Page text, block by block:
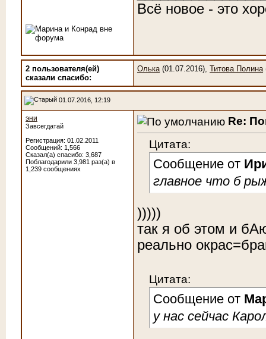
Всё новое - это
2 пользователя(ей)
сказали cпасибо:
Олька(01.07.2016), Титова Полина
01.07.2016, 12:19
эни
Завсегдатай
Регистрация: 01.02.2011
Сообщений: 1,566
Сказал(а) спасибо: 3,687
Поблагодарили 3,981 раз(а) в
1,239 сообщениях
Re:
Цитата:
Сообщение от
главное что б
)))))
так я об этом и
реально
Цитата:
Сообщение от
у нас сейчас